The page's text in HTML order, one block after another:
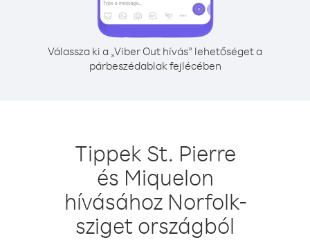
Válassza ki a „Viber Out hívás” lehetőséget a
párbeszédablak fejlécében
Tippek St. Pierre
és Miquelon
hívásához Norfolk-
sziget országból